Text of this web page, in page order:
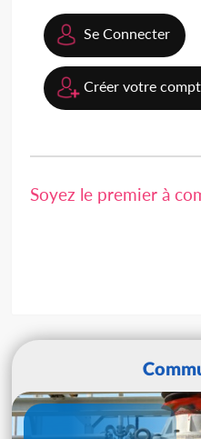
Se Connecter
Créer votre
Soyez le premier à